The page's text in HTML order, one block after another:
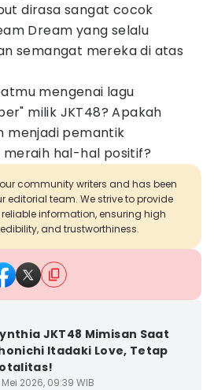
dirasa sangat cocok
Dream yang selalu
semangat mereka di atas
mengenai lagu
milik JKT48? Apakah
menjadi pemantik
hal-hal positif?
community writers and has been
editorial team. We strive to provide
information, ensuring high
and trustworthiness.
JKT48 Mimisan Saat
Itadaki Love, Tetap
Mei 2026, 09:39 WIB